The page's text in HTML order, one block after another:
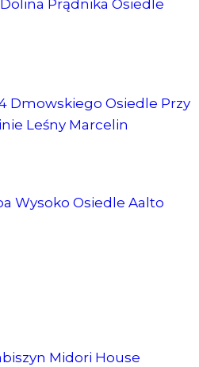
Dolina Prądnika Osiedle
Dmowskiego Osiedle Przy
Leśny Marcelin
Wysoko Osiedle Aalto
Midori House